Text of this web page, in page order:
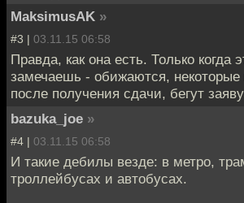
MaksimusAK »
#3 | 03.11.15 06:58
Правда, как она есть. Только когда
замечаешь - обижаются, некоторые
после получения сдачи, бегут
bazuka_joe »
#4 | 03.11.15 06:58
И такие дебилы везде: в метро,
троллейбусах и автобусах.